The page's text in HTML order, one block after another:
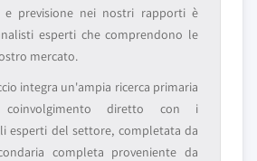
e previsione nei nostri rapporti è
esperti che comprendono le
mercato.
integra un'ampia ricerca primaria
diretto con i
esperti del settore, completata da
completa proveniente da